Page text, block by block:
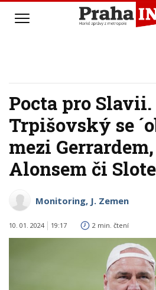
Pocta pro
Trpišovský se
mezi
Alonsem či
Monitoring, J. Zemen
10. 01. 2024 19:17 2 min. čtení